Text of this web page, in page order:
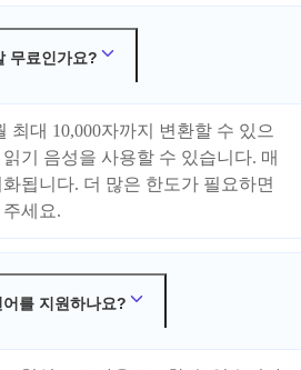
무료인가요?
최대 10,000자까지 변환할 수 있으
기 음성을 사용할 수 있습니다. 매
됩니다. 더 많은 한도가 필요하면
세요.
를 지원하나요?